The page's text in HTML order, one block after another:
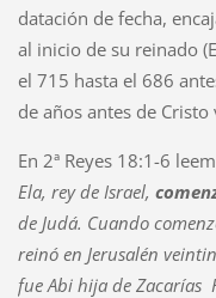
datación de fecha,
al inicio de su reinado
el 715 hasta el 686
de años antes de
En 2ª Reyes 18:1-6
Ela, rey de Israel,
de Judá. Cuando
reinó en Jerusalén
fue Abi hija de Zacarías